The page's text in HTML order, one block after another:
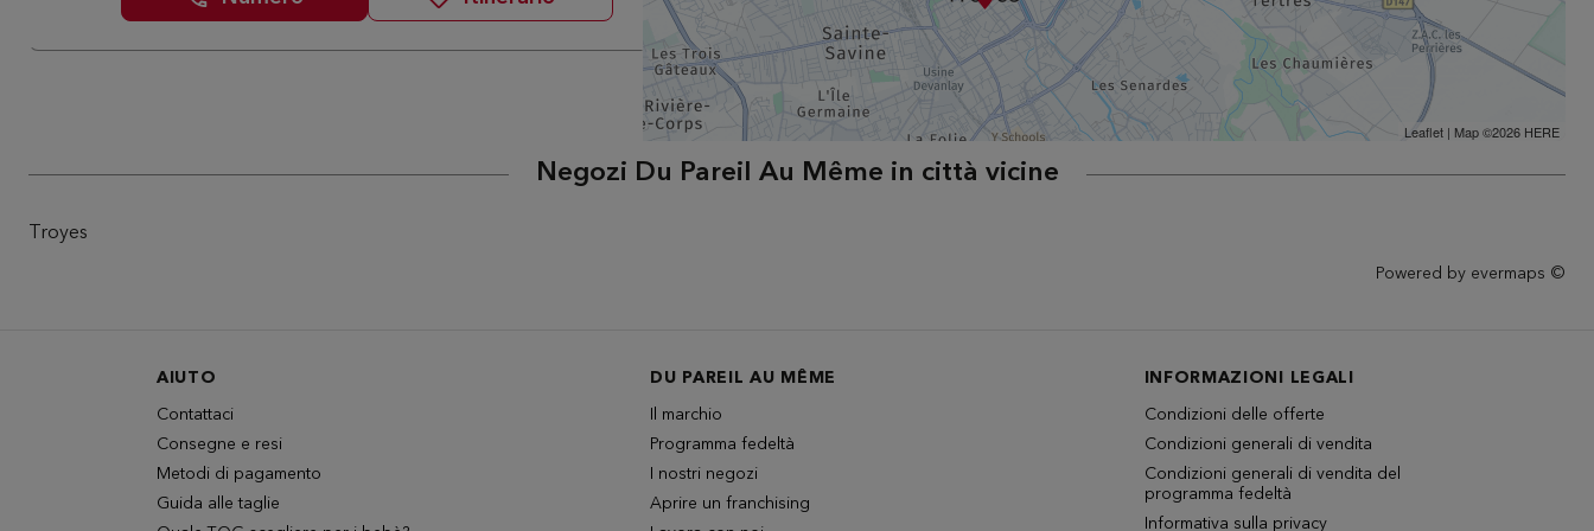
Leaflet| Map ©2026 HERE
Negozi Du Pareil Au Même in città vicine
Troyes
Powered by evermaps ©
AIUTO
Contattaci
Consegne e resi
Metodi di pagamento
Guida alle taglie
DU PAREIL AU MÊME
Il marchio
Programma fedeltà
I nostri negozi
Aprire un franchising
INFORMAZIONI LEGALI
Condizioni delle offerte
Condizioni generali di vendita
Condizioni generali di vendita del
programma fedeltà
Informativa sulla privacy